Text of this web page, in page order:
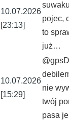
10.07.2026
[23:13]
pojec,
to
już…
10.07.2026
[15:29]
nie
twój
pasa